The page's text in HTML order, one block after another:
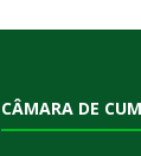
CÂMARA DE